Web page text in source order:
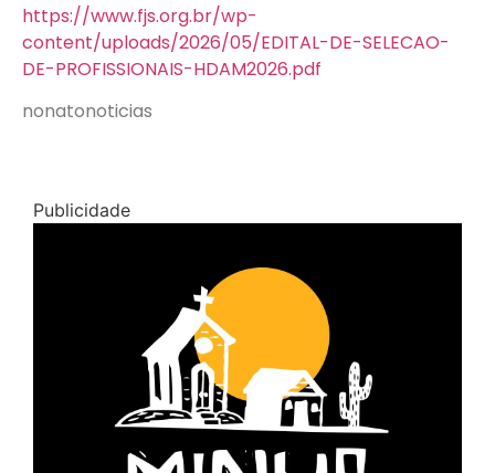
https://www.fjs.org.br/wp-
content/uploads/2026/05/EDITAL-DE-SELECAO-
DE-PROFISSIONAIS-HDAM2026.pdf
nonatonoticias
Publicidade